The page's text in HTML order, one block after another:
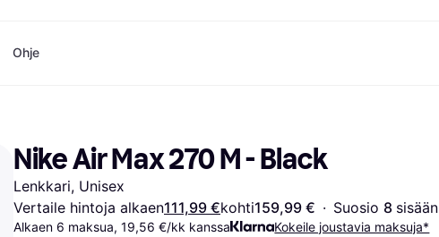
Maksa heti
Maksa 30 päivän kuluessa
Maksa 3 erässä
Rahoitus
MobilePay
Cashback
Jäsenyys
Saldo
Tilityypit
Talletustili
Gigantti
H&M
Peten Koiratarvike
Wolt
Kauneus & Terveys
Vaatteet
Lelut
Koti ja Sisustus
Ääni ja Kuva
Puhelimet & Wearablet
Lapset ja Perhe
Puutarha ja Patio
Keittiökoneet
Ohje
Nike Air Max 270 M - Black
Lenkkari, Unisex
Vertaile hintoja alkaen111,99 €kohti159,99 € · Suosio 8 sisään
Alkaen 6 maksua, 19,56 €/kk kanssa Kokeile joustavia maksuja*